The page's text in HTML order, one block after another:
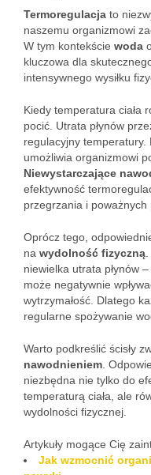
Termoregulacja to
naszemu organizmowi
W tym kontekście woda
kluczowa dla
intensywnego wysiłku
Kiedy temperatura ciała
pocić. Utrata płynów
regulacyjny
umożliwia organizmowi
Niewystarczające
efektywność
przegrzania i poważnych
Oprócz tego,
na wydolność fizyczną
niewielka utrata płynów
może negatywnie
wytrzymałość. Dlatego
regularne spożywanie
Warto podkreślić ścisły
nawodnieniem .
niezbędna nie tylko do
temperaturą ciała, ale
wydolności fizycznej.
Artykuły mogące Cię
Jak wzmocnić